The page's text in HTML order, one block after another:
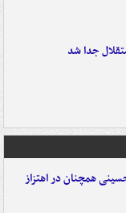
جدا شد
همچنان در اهتزاز